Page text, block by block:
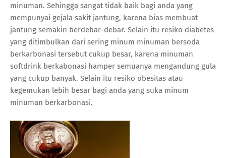
minuman. Sehingga sangat tidak baik bagi anda yang
mempunyai gejala sakit jantung, karena bias membuat
jantung semakin berdebar-debar. Selain itu resiko diabetes
yang ditimbulkan dari sering minum minuman bersoda
berkarbonasi tersebut cukup besar, karena minuman
softdrink berkabonasi hamper semuanya mengandung gula
yang cukup banyak. Selain itu resiko obesitas atau
kegemukan lebih besar bagi anda yang suka minum
minuman berkarbonasi.